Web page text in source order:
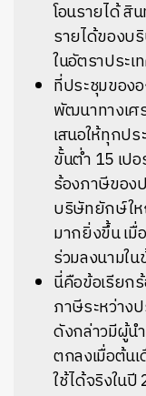
โอนรายได้ สิ
รายได้ของบ
ในอัตราประ
ที่ประชุมของ
พัฒนาทางเศ
เสนอให้ทุกป
ขั้นต่ำ 15 เป
ร้องภาษีของ
บริษัทยักษ์ให
มากยิ่งขึ้น เ
ร่วมลงนามใ
นี่คือข้อเรียก
ภาษีระหว่าง
ดังกล่าวมีผู้น
ตกลงเมื่อต้น
ใช้ได้จริงในปี